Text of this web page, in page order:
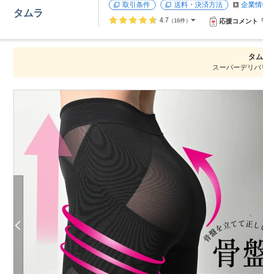
タムラ
取引条件 送料・決済方法 企業情
4.7 （16件） 応援コメント
タ
スーパーデリ